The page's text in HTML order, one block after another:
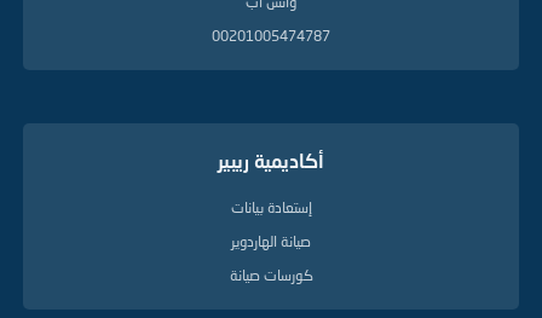
00201005474787
أكاديمية ريبير
إستعادة بيانات
صيانة الهاردوير
كورسات صيانة